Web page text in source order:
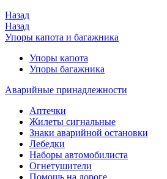
Назад
Назад
Упоры капота и багажника
Упоры капота
Упоры багажника
Аварийные принадлежности
Аптечки
Жилеты сигнальные
Знаки аварийной остановки
Лебедки
Наборы автомобилиста
Огнетушители
Помощь на дороге